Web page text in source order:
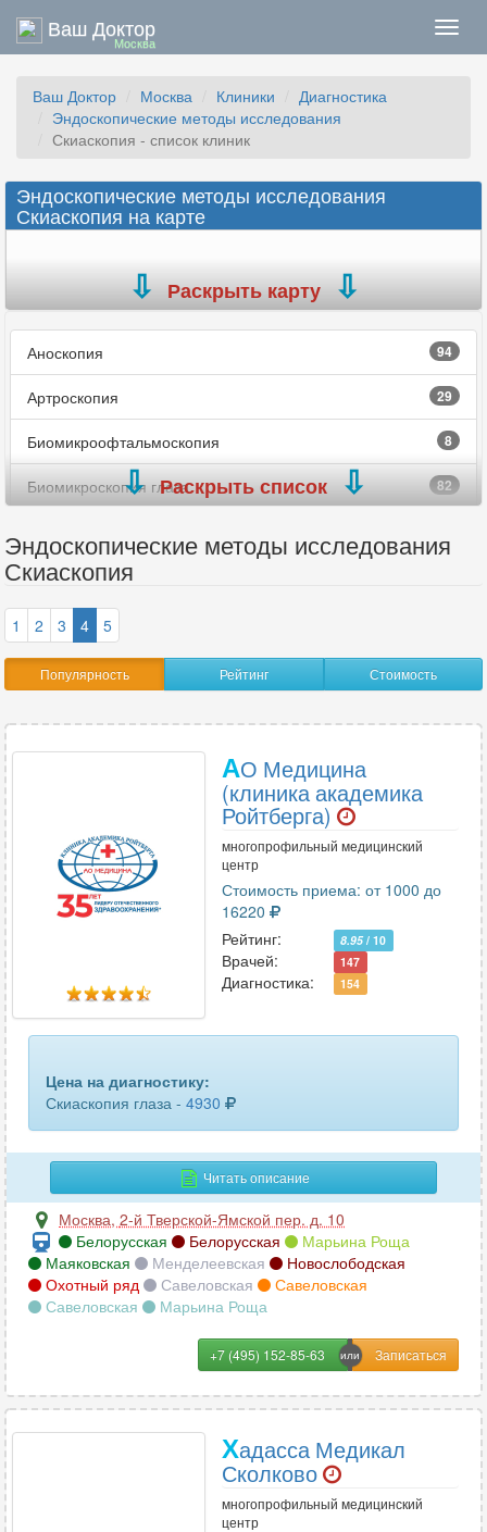
Ваш Доктор
Москва
Ваш Доктор Москва Клиники
Диагностика
Эндоскопические методы исследования
Скиаскопия - список клиник
Эндоскопические методы исследования
Скиаскопия на карте
Раскрыть карту
Аноскопия 94
Артроскопия 29
Биомикроофтальмоскопия 8
Биомикроскопия глаза 82
Капсульная эндоскопия
Колоноскопия
Кольпоскопия 251
Медиастиноскопия
Непрямая офтальмоскопия
Нефроскопия (пиелоскопия)
Офтальмохромоскопия
Ректороманоскопия
Риноскопия 75
Скиаскопия 45
Стробоскопия
Торакоскопия
29
Раскрыть список
Эндоскопические методы исследования
Скиаскопия
1 2 3 4 5
Популярность Рейтинг Стоимость
АО Медицина
(клиника академика
Ройтберга)
многопрофильный медицинский
центр
Стоимость приема: от 1000 до
16220
Рейтинг:
8.95/ 10
Врачей: 147
Диагностика: 154
Цена на диагностику:
Скиаскопия глаза - 4930
Читать описание
Москва, 2-й Тверской-Ямской пер. д. 10
Белорусская
Белорусская
Марьина Роща
Маяковская
Менделеевская
Новослободская
Охотный ряд
Савеловская
Савеловская
Савеловская
Марьина Роща
+7 (495) 152-85-63
Хадасса Медикал
Сколково
многопрофильный медицинский
центр